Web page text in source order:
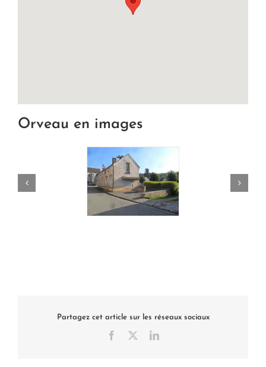
Orveau en images
Partagez cet article sur les réseaux sociaux
Facebook LinkedIn